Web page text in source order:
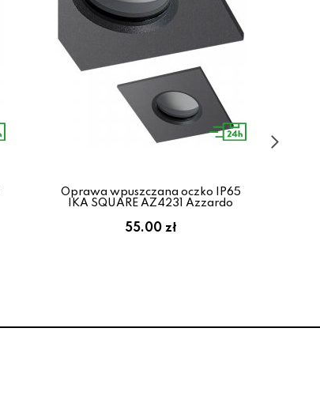
Oprawa wpuszczana oczko IP65
IKA SQUARE AZ4231 Azzardo
55.00 zł